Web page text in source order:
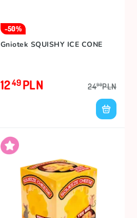
-50%
Gniotek SQUISHY ICE CONE
1249PLN 2499PLN